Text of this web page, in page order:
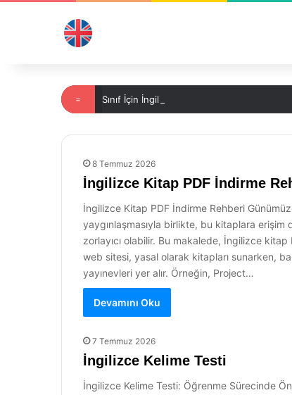
= Sınıf İçin İngilizce Kelimeler
8 Temmuz 2026
İngilizce Kitap PDF İndirme
İngilizce Kitap PDF İndirme Rehberi
yaygınlaşmasıyla birlikte, bu kitaplara erişim
zorlayıcı olabilir. Bu makalede, İngilizce
web sitesi, yasal olarak kitapları sunarken,
yayınevleri yer alır. Örneğin, Project…
Devamını Oku
7 Temmuz 2026
İngilizce Kelime Testi
İngilizce Kelime Testi: Öğrenme Sürecinde